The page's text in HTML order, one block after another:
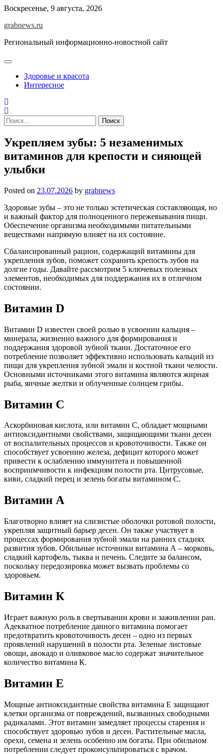
Skip
content
Воскресенье, 9 августа, 2026
grabnews.ru
Региональный информационно-новостной сайт
Здоровье и красота
Интересное
Найти:
Укрепляем зубы: 5 незаменимых
витаминов для крепости и сияющей
улыбки
Posted on 23.07.2026 by grabnews
Здоровые зубы – это не только эстетическая составляющая, но
и важный фактор для полноценного пережевывания пищи.
Обеспечение организма необходимыми питательными
веществами напрямую влияет на их состояние.
Сбалансированный рацион, содержащий витамины для
укрепления зубов, поможет сохранить крепость зубов на
долгие годы. Давайте рассмотрим 5 ключевых полезных
элементов, необходимых для поддержания их в отличном
состоянии.
Витамин D
Витамин D известен своей ролью в усвоении кальция –
минерала, жизненно важного для формирования и
поддержания здоровой зубной ткани. Достаточное его
потребление позволяет эффективно использовать кальций из
пищи для укрепления зубной эмали и костной ткани челюсти.
Основными источниками этого витамина являются жирная
рыба, яичные желтки и облученные солнцем грибы.
Витамин С
Аскорбиновая кислота, или витамин С, обладает мощными
антиоксидантными свойствами, защищающими ткани десен
от воспалительных процессов и кровоточивости. Также он
способствует усвоению железа, дефицит которого может
привести к ослаблению иммунитета и повышенной
восприимчивости к инфекциям полости рта. Цитрусовые,
киви, сладкий перец и зелень богаты витамином С.
Витамин А
Благотворно влияет на слизистые оболочки ротовой полости,
укрепляя защитный барьер десен. Он также участвует в
процессах формирования зубной эмали на ранних стадиях
развития зубов. Обильные источники витамина А – морковь,
сладкий картофель, тыква и печень. Следите за балансом,
поскольку передозировка может вызвать проблемы со
здоровьем.
Витамин К
Играет важную роль в свертывании крови и заживлении ран.
Адекватное потребление данного витамина помогает
предотвратить кровоточивость десен – одно из первых
проявлений нарушений в полости рта. Зеленые листовые
овощи, авокадо и оливковое масло содержат значительное
количество витамина К.
Витамин Е
Мощные антиоксидантные свойства витамина Е защищают
клетки организма от повреждений, вызванных свободными
радикалами. Этот витамин замедляет процессы старения и
способствует здоровью зубов и десен. Растительные масла,
орехи, семена и зелень особенно им богаты. При обильном
потреблении следует проконсультироваться с врачом.